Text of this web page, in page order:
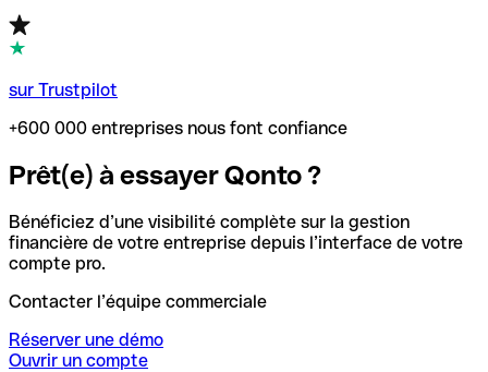
sur Trustpilot
+600 000 entreprises nous font confiance
Prêt(e) à essayer Qonto ?
Bénéficiez d’une visibilité complète sur la gestion
financière de votre entreprise depuis l’interface de votre
compte pro.
Contacter l’équipe commerciale
Réserver une démo
Ouvrir un compte